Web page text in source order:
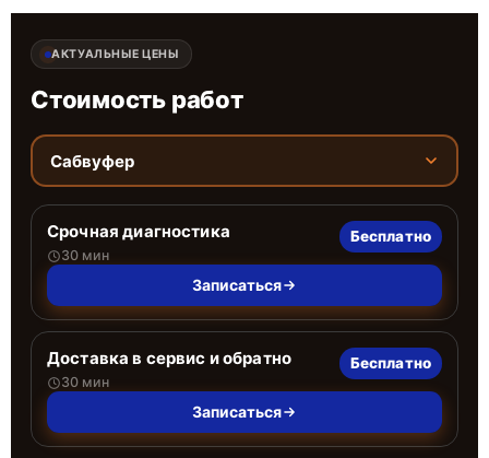
АКТУАЛЬНЫЕ ЦЕНЫ
Стоимость работ
Сабвуфер
Срочная диагностика
30 мин
Бесплатно
Записаться
Доставка в сервис и обратно
30 мин
Бесплатно
Записаться